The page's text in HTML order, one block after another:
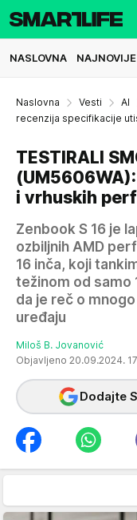
NASLOVNA NAJNOVIJE
Naslovna Vesti AI
recenzija specifikacije
TESTIRALI
i vrhuskih
Zenbook S 16 je
ozbiljnih AMD
16 inča, koji
težinom od samo
da je reč o
uređaju
Miloš B. Jovanović
Objavljeno 20.09.2024.
Dodajte